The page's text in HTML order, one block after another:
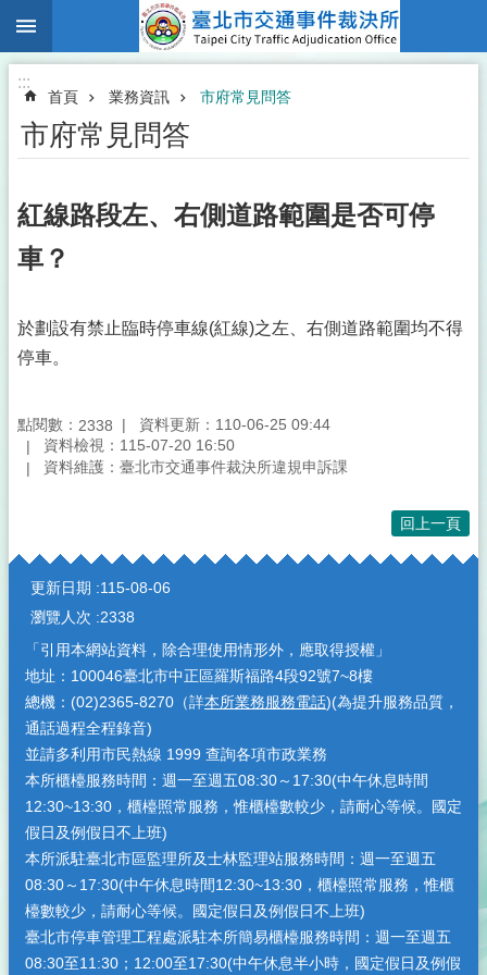
跳到主要內容區塊
:::
首頁 業務資訊 市府常見問答
市府常見問答
紅線路段左、右側道路範圍是否可停
車？
於劃設有禁止臨時停車線(紅線)之左、右側道路範圍均不得
停車。
點閱數： 2338
資料更新：110-06-25 09:44
資料檢視：115-07-20 16:50
資料維護：臺北市交通事件裁決所違規申訴課
回上一頁
:::
更新日期
115-08-06
瀏覽人次
2338
「引用本網站資料，除合理使用情形外，應取得授權」
地址：100046臺北市中正區羅斯福路4段92號7~8樓
總機：(02)2365-8270（詳本所業務服務電話)(為提升服務品質，
通話過程全程錄音)
並請多利用市民熱線 1999 查詢各項市政業務
本所櫃檯服務時間：週一至週五08:30～17:30(中午休息時間
12:30~13:30，櫃檯照常服務，惟櫃檯數較少，請耐心等候。國定
假日及例假日不上班)
本所派駐臺北市區監理所及士林監理站服務時間：週一至週五
08:30～17:30(中午休息時間12:30~13:30，櫃檯照常服務，惟櫃
檯數較少，請耐心等候。國定假日及例假日不上班)
臺北市停車管理工程處派駐本所簡易櫃檯服務時間：週一至週五
08:30至11:30；12:00至17:30(中午休息半小時，國定假日及例假